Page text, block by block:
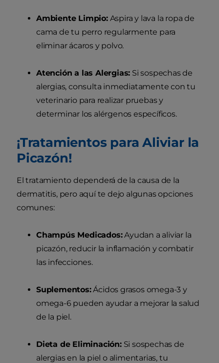
Ambiente Limpio:Aspira y lava la ropa de
cama de tu perro regularmente para
eliminar ácaros y polvo.
Atención a las Alergias: Si sospechas de
alergias, consulta inmediatamente con tu
veterinario para realizar pruebas y
determinar los alérgenos específicos.
¡Tratamientos para Aliviar la
Picazón!
El tratamiento dependerá de la causa de la
dermatitis, pero aquí te dejo algunas opciones
comunes:
Champús Medicados:Ayudan a aliviar la
picazón, reducir la inflamación y combatir
las infecciones.
Suplementos:Ácidos grasos omega-3 y
omega-6 pueden ayudar a mejorar la salud
de la piel.
Dieta de Eliminación:Si sospechas de
alergias en la piel o alimentarias, tu